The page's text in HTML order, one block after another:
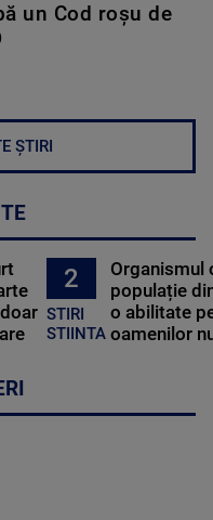
ȘTIRI
2
STIRI
STIINTA
Organismul
populație
o abilitate
oamenilor